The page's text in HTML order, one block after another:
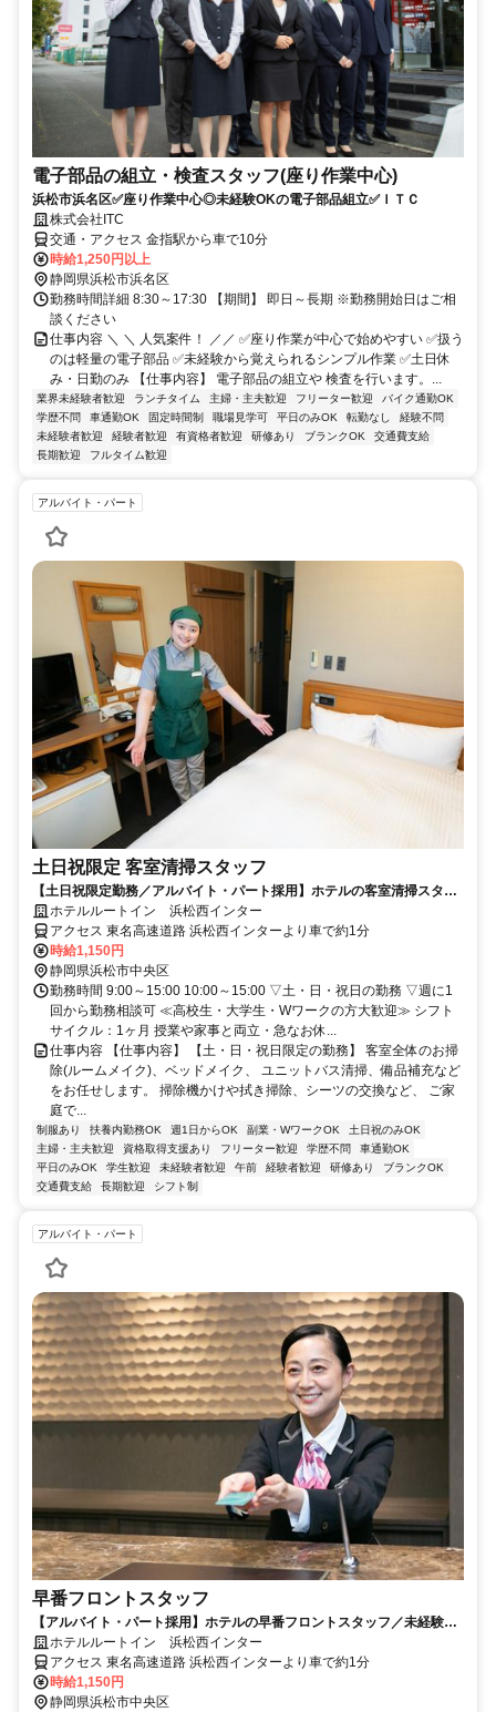
電子部品の組立・検査スタッフ(座り作業中心)
浜松市浜名区✅座り作業中心◎未経験OKの電子部品組立✅ＩＴＣ
株式会社ITC
交通・アクセス 金指駅から車で10分
時給1,250円以上
静岡県浜松市浜名区
勤務時間詳細 8:30～17:30 【期間】 即日～長期 ※勤務開始日はご相
談ください
仕事内容 ＼ ＼ 人気案件！ ／／ ✅座り作業が中心で始めやすい ✅扱う
のは軽量の電子部品 ✅未経験から覚えられるシンプル作業 ✅土日休
み・日勤のみ 【仕事内容】 電子部品の組立や 検査を行います。...
業界未経験者歓迎 ランチタイム 主婦・主夫歓迎 フリーター歓迎
バイク通勤OK
学歴不問
車通勤OK 固定時間制 職場見学可 平日のみOK 転勤なし
経験不問
未経験者歓迎
経験者歓迎 有資格者歓迎 研修あり ブランクOK
交通費支給
長期歓迎
フルタイム歓迎
アルバイト・パート
土日祝限定 客室清掃スタッフ
【土日祝限定勤務／アルバイト・パート採用】ホテルの客室清掃スタッ
フ／未経験歓迎！学生・主婦活躍中
ホテルルートイン 浜松西インター
アクセス 東名高速道路 浜松西インターより車で約1分
時給1,150円
静岡県浜松市中央区
勤務時間 9:00～15:00 10:00～15:00 ▽土・日・祝日の勤務 ▽週に1
回から勤務相談可 ≪高校生・大学生・Wワークの方大歓迎≫ シフト
サイクル：1ヶ月 授業や家事と両立・急なお休...
仕事内容 【仕事内容】 【土・日・祝日限定の勤務】 客室全体のお掃
除(ルームメイク)、ベッドメイク、 ユニットバス清掃、備品補充など
をお任せします。 掃除機かけや拭き掃除、シーツの交換など、 ご家
庭で...
制服あり 扶養内勤務OK 週1日からOK 副業・WワークOK
土日祝のみOK
主婦・主夫歓迎
資格取得支援あり フリーター歓迎 学歴不問
車通勤OK
平日のみOK
学生歓迎 未経験者歓迎 午前 経験者歓迎 研修あり
ブランクOK
交通費支給
長期歓迎 シフト制
アルバイト・パート
早番フロントスタッフ
【アルバイト・パート採用】ホテルの早番フロントスタッフ／未経験歓
迎！働きながら接客スキルも身につく
ホテルルートイン 浜松西インター
アクセス 東名高速道路 浜松西インターより車で約1分
時給1,150円
静岡県浜松市中央区